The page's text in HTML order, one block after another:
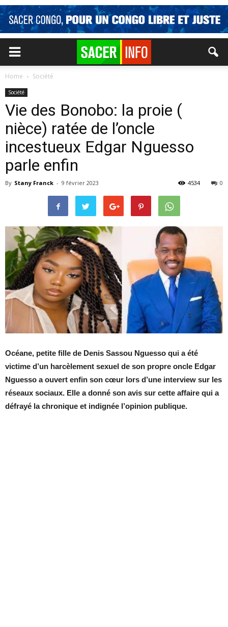
Home Société
Société
Vie des Bonobo: la proie (
nièce) ratée de l’oncle
incestueux Edgar Nguesso
parle enfin
By Stany Franck - 9 février 2023 0
4534
Océane, petite fille de Denis Sassou Nguesso qui a été
victime d’un harcèlement sexuel de son propre oncle Edgar
Nguesso a ouvert enfin son cœur lors d’une interview sur les
réseaux sociaux. Elle a donné son avis sur cette affaire qui a
défrayé la chronique et indignée l’opinion publique.